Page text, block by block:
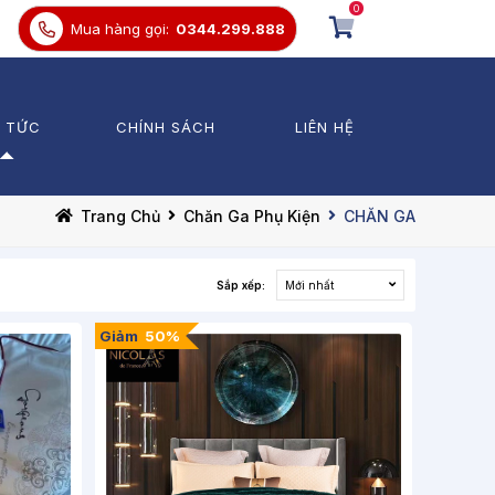
Mua hàng gọi: 0344.299.888
0
Ga lẻ
TỨC CHÍNH SÁCH LIÊN HỆ
Trang Chủ Chăn Ga Phụ Kiện CHĂN GA
Sắp xếp: Mới nhất
Giảm 50%